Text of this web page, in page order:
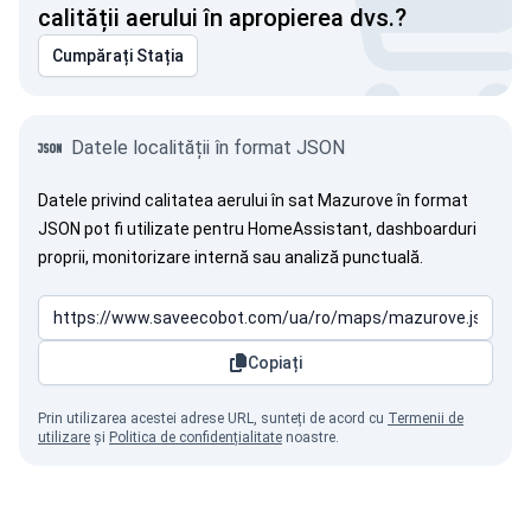
calității aerului în apropierea dvs.?
Cumpărați Stația
Datele localității în format JSON
Datele privind calitatea aerului în sat Mazurove în format
JSON pot fi utilizate pentru HomeAssistant, dashboarduri
proprii, monitorizare internă sau analiză punctuală.
Copiați
Prin utilizarea acestei adrese URL, sunteți de acord cu Termenii de
utilizare și Politica de confidențialitate noastre.